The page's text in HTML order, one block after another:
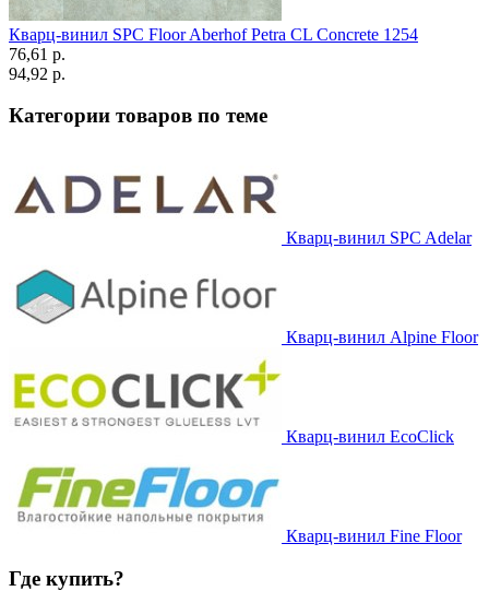
Кварц-винил SPC Floor Aberhof Petra CL Concrete 1254
76,61 p.
94,92 p.
Категории товаров по теме
Кварц-винил SPC Adelar
Кварц-винил Alpine Floor
Кварц-винил EcoClick
Кварц-винил Fine Floor
Где купить?